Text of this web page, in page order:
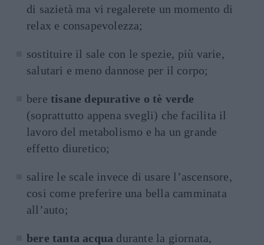
di sazietà ma vi regalerete un momento di
relax e consapevolezza;
sostituire il sale con le spezie, più varie,
salutari e meno dannose per il corpo;
bere tisane depurative o tè verde
(soprattutto appena svegli) che facilita il
lavoro del metabolismo e ha un grande
effetto diuretico;
salire le scale invece di usare l’ascensore,
cosi come preferire una bella camminata
all’auto;
bere tanta acqua durante la giornata,